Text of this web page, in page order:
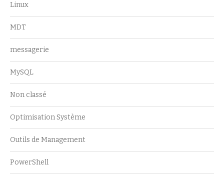
Linux
MDT
messagerie
MySQL
Non classé
Optimisation Système
Outils de Management
PowerShell